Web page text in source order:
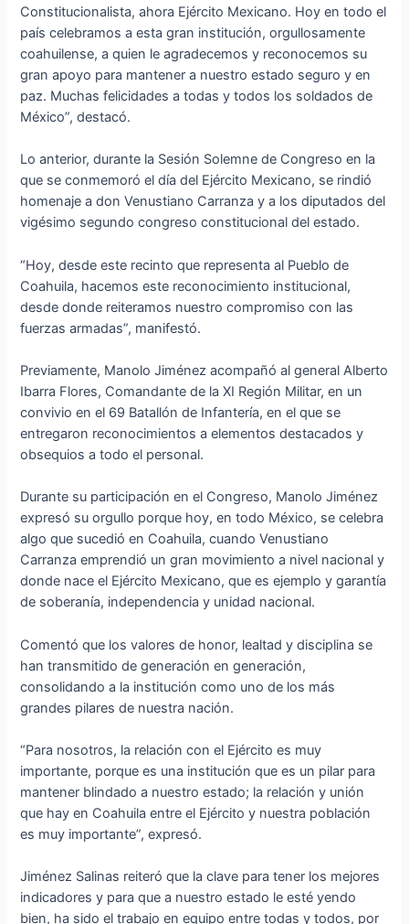
Constitucionalista, ahora Ejército Mexicano. Hoy en todo el
país celebramos a esta gran institución, orgullosamente
coahuilense, a quien le agradecemos y reconocemos su
gran apoyo para mantener a nuestro estado seguro y en
paz. Muchas felicidades a todas y todos los soldados de
México”, destacó.
Lo anterior, durante la Sesión Solemne de Congreso en la
que se conmemoró el día del Ejército Mexicano, se rindió
homenaje a don Venustiano Carranza y a los diputados del
vigésimo segundo congreso constitucional del estado.
“Hoy, desde este recinto que representa al Pueblo de
Coahuila, hacemos este reconocimiento institucional,
desde donde reiteramos nuestro compromiso con las
fuerzas armadas”, manifestó.
Previamente, Manolo Jiménez acompañó al general Alberto
Ibarra Flores, Comandante de la XI Región Militar, en un
convivio en el 69 Batallón de Infantería, en el que se
entregaron reconocimientos a elementos destacados y
obsequios a todo el personal.
Durante su participación en el Congreso, Manolo Jiménez
expresó su orgullo porque hoy, en todo México, se celebra
algo que sucedió en Coahuila, cuando Venustiano
Carranza emprendió un gran movimiento a nivel nacional y
donde nace el Ejército Mexicano, que es ejemplo y garantía
de soberanía, independencia y unidad nacional.
Comentó que los valores de honor, lealtad y disciplina se
han transmitido de generación en generación,
consolidando a la institución como uno de los más
grandes pilares de nuestra nación.
“Para nosotros, la relación con el Ejército es muy
importante, porque es una institución que es un pilar para
mantener blindado a nuestro estado; la relación y unión
que hay en Coahuila entre el Ejército y nuestra población
es muy importante”, expresó.
Jiménez Salinas reiteró que la clave para tener los mejores
indicadores y para que a nuestro estado le esté yendo
bien, ha sido el trabajo en equipo entre todas y todos, por